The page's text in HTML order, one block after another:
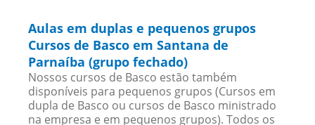
Aulas em duplas e pequenos grupos
Cursos de Basco em Santana de
Parnaíba (grupo fechado)
Nossos cursos de Basco estão também
disponíveis para pequenos grupos (Cursos em
dupla de Basco ou cursos de Basco ministrado
na empresa e em pequenos grupos). Todos os